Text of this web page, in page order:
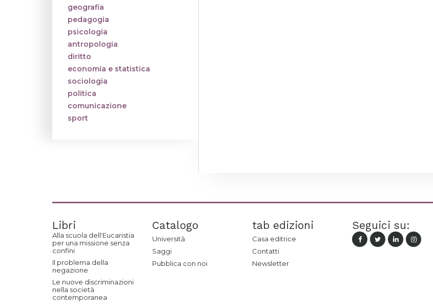
geografia
pedagogia
psicologia
antropologia
diritto
economia e statistica
sociologia
politica
comunicazione
sport
Libri
Alla scuola dell'Eucaristia
per una missione senza
confini
Il problema della
negazione
Le nuove discriminazioni
nella società
contemporanea
Catalogo
Università
Saggi
Pubblica con noi
tab edizioni
Casa editrice
Contatti
Newsletter
Seguici su: